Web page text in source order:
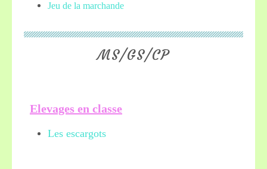
MS/GS/CP
Elevages en classe
Les escargots
Jeu de la marchande